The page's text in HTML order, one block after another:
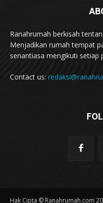
Ranahrumah berkisah
Menjadikan rumah tempat
senantiasa mengikuti setiap
Contact us:
Hak Cipta © Ranahrumah.com